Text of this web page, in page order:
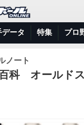
データ 特集 プロ
ノート
科 オールド